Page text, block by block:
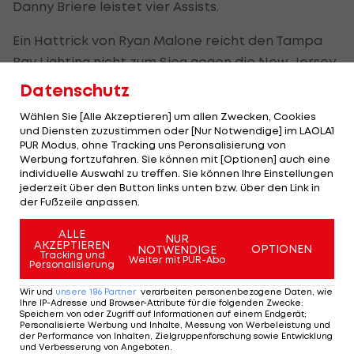
Danny Briere leistet vier Assists.
Ein Hattrick von Ryan Malone reicht den Tampa
Bay Lighting nicht zum Sieg gegen die New Jersey
Devils. Das Team aus Florida verliert im „Garden
machen die Devils erst im letzten Drittel alles klar.
Während New Jersey mit dem Sieg so gut wie
sicher in den Playoffs steht, können die Tampa-
Cracks wohl ihren Urlaub planen.
Panthers im Pech
Florida erlebt eine bittere 2:3-Overtime-
Niederlage gegen Minnesota und muss doch noch
um die sicher geglaubte Playoff-Teilnahme zittern.
Wild-Center Erik Christensen gelingt 30 Sekunden
Datenschutz
Wählen Sie [Alle Akzeptieren] um allen Zwecken, Cookies
und Diensten zuzustimmen oder [Nur Notwendige] im LAOLA1
PUR Modus, ohne Tracking uns Peronsalisierung von
Werbung fortzufahren. Sie können mit [Optionen] auch eine
individuelle Auswahl zu treffen. Sie können Ihre Einstellungen
jederzeit über den Button links unten bzw. über den Link in
der Fußzeile anpassen.
ALLE
AKZEPTIEREN
Tracking und
Personalisierung
NUR
NOTWENDIGE
Weiter mit PUR-Abo
OPTIONEN
Wir und unsere 186 Partner verarbeiten personenbezogene Daten, wie
Ihre IP-Adresse und Browser-Attribute für die folgenden Zwecke:
Speichern von oder Zugriff auf Informationen auf einem Endgerät;
Personalisierte Werbung und Inhalte, Messung von Werbeleistung und
der Performance von Inhalten, Zielgruppenforschung sowie Entwicklung
und Verbesserung von Angeboten.